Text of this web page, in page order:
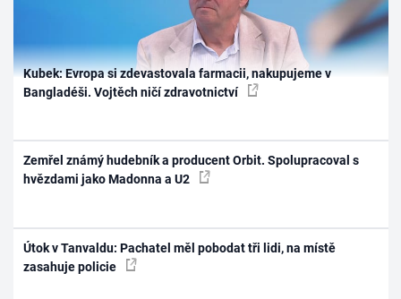
Kubek: Evropa si zdevastovala farmacii, nakupujeme v
Bangladéši. Vojtěch ničí zdravotnictví
Zemřel známý hudebník a producent Orbit. Spolupracoval s
hvězdami jako Madonna a U2
Útok v Tanvaldu: Pachatel měl pobodat tři lidi, na místě
zasahuje policie